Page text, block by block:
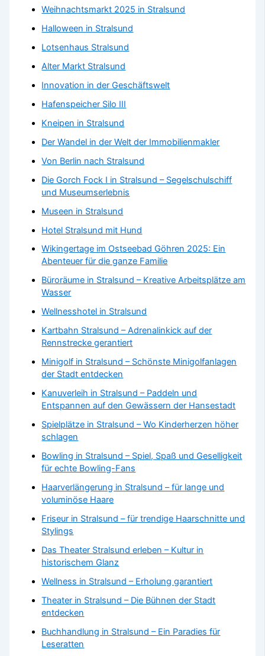
Weihnachtsmarkt 2025 in Stralsund
Halloween in Stralsund
Lotsenhaus Stralsund
Alter Markt Stralsund
Innovation in der Geschäftswelt
Hafenspeicher Silo III
Kneipen in Stralsund
Der Wandel in der Welt der Immobilienmakler
Von Berlin nach Stralsund
Die Gorch Fock I in Stralsund – Segelschulschiff
und Museumserlebnis
Museen in Stralsund
Hotel Stralsund mit Hund
Wikingertage im Ostseebad Göhren 2025: Ein
Abenteuer für die ganze Familie
Büroräume in Stralsund – Kreative Arbeitsplätze am
Wasser
Wellnesshotel in Stralsund
Kartbahn Stralsund – Adrenalinkick auf der
Rennstrecke gerantiert
Minigolf in Stralsund – Schönste Minigolfanlagen
der Stadt entdecken
Kanuverleih in Stralsund – Paddeln und
Entspannen auf den Gewässern der Hansestadt
Spielplätze in Stralsund – Wo Kinderherzen höher
schlagen
Bowling in Stralsund – Spiel, Spaß und Geselligkeit
für echte Bowling-Fans
Haarverlängerung in Stralsund – für lange und
voluminöse Haare
Friseur in Stralsund – für trendige Haarschnitte und
Stylings
Das Theater Stralsund erleben – Kultur in
historischem Glanz
Wellness in Stralsund – Erholung garantiert
Theater in Stralsund – Die Bühnen der Stadt
entdecken
Buchhandlung in Stralsund – Ein Paradies für
Leseratten